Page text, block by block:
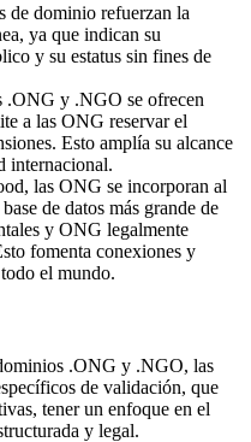
de dominio refuerzan la
ya que indican su
y su estatus sin fines de
.ONG y .NGO se ofrecen
a las ONG reservar el
Esto amplía su alcance
internacional.
las ONG se incorporan al
de datos más grande de
y ONG legalmente
fomenta conexiones y
el mundo.
.ONG y .NGO, las
de validación, que
tener un enfoque en el
y legal.